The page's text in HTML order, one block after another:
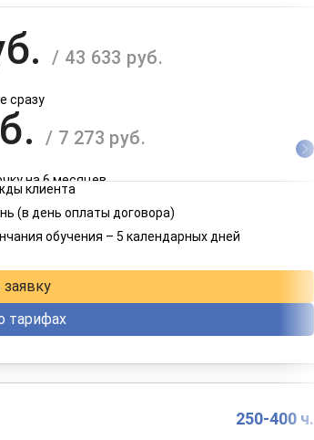
/ 43 633 руб.
сразу
/ 7 273 руб.
на 6 месяцев
/ 3 637 руб.
клиента
(в день оплаты договора)
обучения – 5 календарных дней
тарифах
250-400 ч.